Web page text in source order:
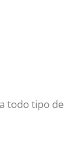
todo tipo de